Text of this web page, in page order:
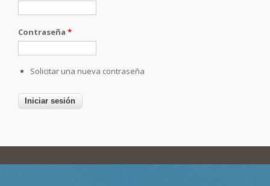
Contraseña *
Solicitar una nueva contraseña